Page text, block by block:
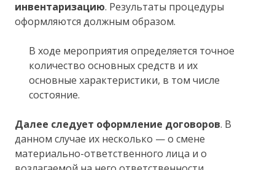
инвентаризацию. Результаты процедуры
оформляются должным образом.
В ходе мероприятия определяется точное
количество основных средств и их
основные характеристики, в том числе
состояние.
Далее следует оформление договоров. В
данном случае их несколько — о смене
материально-ответственного лица и о